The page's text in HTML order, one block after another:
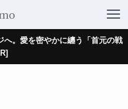
へ。愛を密やかに纏う「首元の戦